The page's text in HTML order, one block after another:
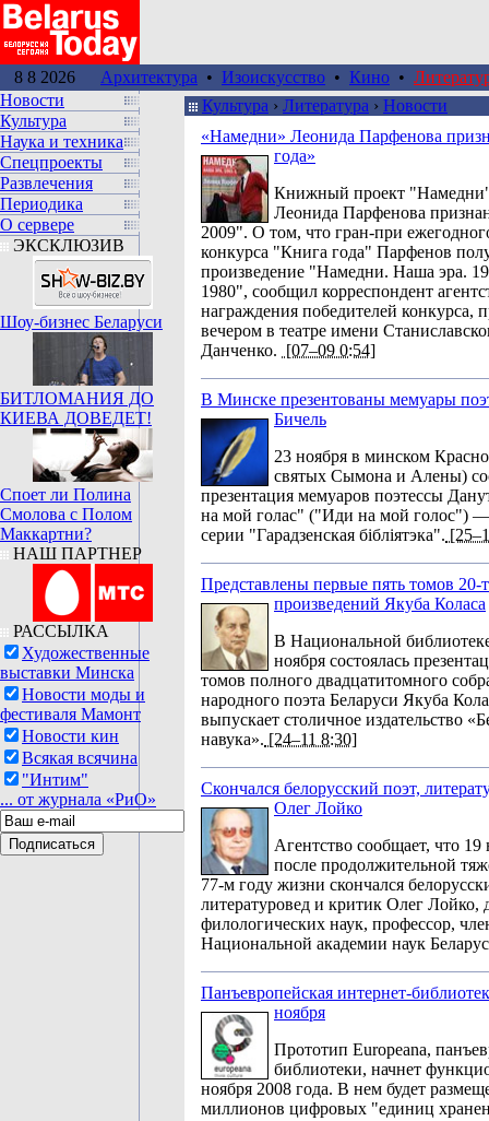
8 8 2026 Архитектура • Изоискусство • Кино •
Новости
Культура
Наука и техника
Спецпроекты
Развлечения
Периодика
О сервере
ЭКСКЛЮЗИВ
Шоу-бизнес Беларуси
БИТЛОМАНИЯ ДО
КИЕВА ДОВЕДЕТ!
Споет ли Полина
Смолова с Полом
Маккартни?
НАШ ПАРТНЕР
РАССЫЛКА
Художественные
выставки Минска
Новости моды и
фестиваля Мамонт
Новости кин
Всякая всячина
"Интим"
... от журнала «РиО»
Культура › Литература › Новости
«Намедни» Леонида Парфенова
года»
Книжный проект
Леонида Парфенова
2009". О том, что гран-при
конкурса "Книга года" Парфенов
произведение "Намедни. Наша эра.
1980", сообщил корреспондент
награждения победителей конкурса,
вечером в театре имени
Данченко. [07–09 0:54]
В Минске презентованы мемуары
Бичель
23 ноября в минском
святых Сымона и Алены)
презентация мемуаров поэтессы
на мой голас" ("Иди на мой голос")
серии "Гарадзенская бібліятэка".
Представлены первые пять томов 20-
произведений Якуба Коласа
В Национальной
ноября состоялась
томов полного двадцатитомного
народного поэта Беларуси Якуба
выпускает столичное издательство
навука». [24–11 8:30]
Скончался белорусский поэт,
Олег Лойко
Агентство сообщает, что
после продолжительной
77-м году жизни скончался
литературовед и критик Олег Лойко,
филологических наук, профессор,
Национальной академии наук
Панъевропейская интернет-
ноября
Прототип Europeana,
библиотеки, начнет
ноября 2008 года. В нем будет
миллионов цифровых "единиц